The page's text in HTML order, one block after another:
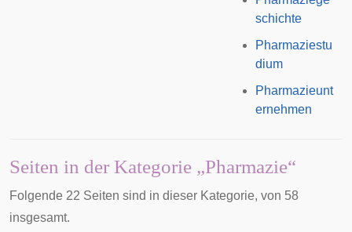
schichte
Pharmaziestu
dium
Pharmazieunt
ernehmen
Seiten in der Kategorie „Pharmazie“
Folgende 22 Seiten sind in dieser Kategorie, von 58
insgesamt.